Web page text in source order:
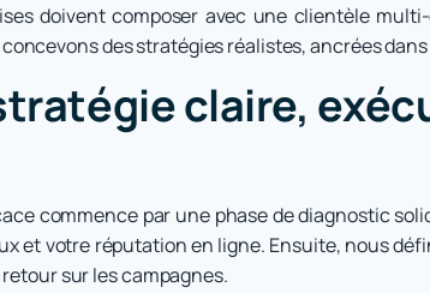
doivent composer avec une clientèle
des stratégies réalistes, ancrées
claire,
commence par une phase de diagnostic
et votre réputation en ligne. Ensuite, nous
sur les campagnes.